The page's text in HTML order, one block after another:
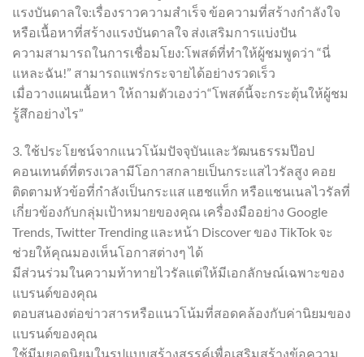
แรงบันดาลใจ:เรื่องราวความสำเร็จ ข้อความที่สร้างกำลังใจ
หรือเนื้อหาที่สร้างแรงบันดาลใจ ส่งเสริมการแบ่งปัน
ความสามารถในการเชื่อมโยง:โพสต์ที่ทำให้ผู้ชมพูดว่า “นี่
แหละฉัน!” สามารถแพร่กระจายได้อย่างรวดเร็ว
เมื่อวางแผนเนื้อหา ให้ถามตัวเองว่า“โพสต์นี้จะกระตุ้นให้ผู้ชม
รู้สึกอย่างไร”
3. ใช้ประโยชน์จากแนวโน้มปัจจุบันและวัฒนธรรมป๊อป
คอนเทนต์ที่ตรงเวลามีโอกาสกลายเป็นกระแสไวรัลสูง คอย
ติดตามหัวข้อที่กำลังเป็นกระแส แฮชแท็ก หรือแชนเนลไวรัลที่
เกี่ยวข้องกับกลุ่มเป้าหมายของคุณ เครื่องมืออย่าง Google
Trends, Twitter Trending และหน้า Discover ของ TikTok จะ
ช่วยให้คุณมองเห็นโอกาสต่างๆ ได้
มีส่วนร่วมในความท้าทายไวรัลแต่ให้มีเอกลักษณ์เฉพาะของ
แบรนด์ของคุณ
ตอบสนองต่อข่าวสารหรือแนวโน้มที่สอดคล้องกับค่านิยมของ
แบรนด์ของคุณ
ใช้มีมยอดนิยมในรูปแบบสร้างสรรค์เพื่อเสริมสร้างข้อความ